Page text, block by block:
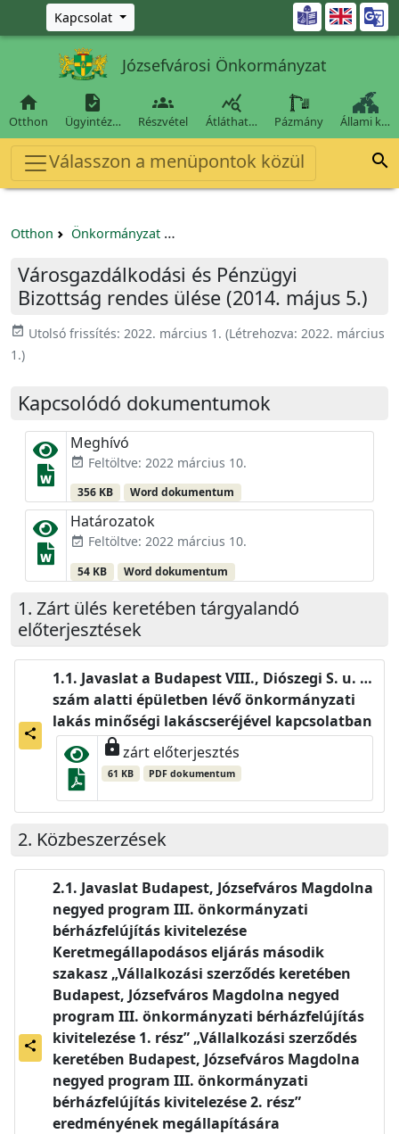
Ugrás a fő tartalomra
Kapcsolat 
Józsefvárosi Önkormányzat

Otthon

Ügyintéz…

Részvétel

Átláthat… Pázmány Állami k…
Válasszon a menüpontok közül 
Otthon Önkormányzat
Városgazdálkodási és Pénzügyi
Bizottság rendes ülése (2014. május 5.)
event_available Utolsó frissítés: 2022. március 1. (Létrehozva: 2022. március
1.)
Kapcsolódó dokumentumok
Meghívó
event_available Feltöltve: 2022 március 10.
356 KB Word dokumentum
Határozatok
event_available Feltöltve: 2022 március 10.
54 KB Word dokumentum
Zárt ülés keretében tárgyalandó
előterjesztések
share
Javaslat a Budapest VIII., Diószegi S. u. …
szám alatti épületben lévő önkormányzati
lakás minőségi lakáscseréjével kapcsolatban
lockzárt előterjesztés
61 KB PDF dokumentum
Közbeszerzések
share
Javaslat Budapest, Józsefváros Magdolna
negyed program III. önkormányzati
bérházfelújítás kivitelezése
Keretmegállapodásos eljárás második
szakasz „Vállalkozási szerződés keretében
Budapest, Józsefváros Magdolna negyed
program III. önkormányzati bérházfelújítás
kivitelezése 1. rész” „Vállalkozási szerződés
keretében Budapest, Józsefváros Magdolna
negyed program III. önkormányzati
bérházfelújítás kivitelezése 2. rész”
eredményének megállapítására